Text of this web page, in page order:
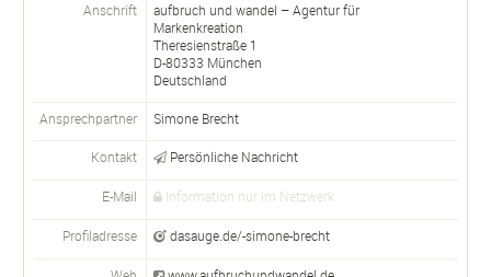
Anschrift
aufbruch und wandel – Agentur für
Markenkreation
Theresienstraße 1
D-80333 München
Deutschland
Ansprechpartner Simone Brecht
Kontakt Persönliche Nachricht
E-Mail Information nur im Netzwerk
Profiladresse dasauge.de/-simone-brecht